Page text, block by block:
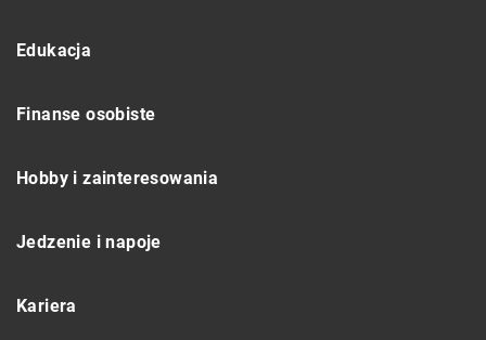
Edukacja
Finanse osobiste
Hobby i zainteresowania
Jedzenie i napoje
Kariera